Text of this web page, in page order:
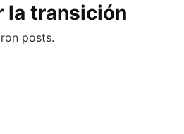
la transición
posts.